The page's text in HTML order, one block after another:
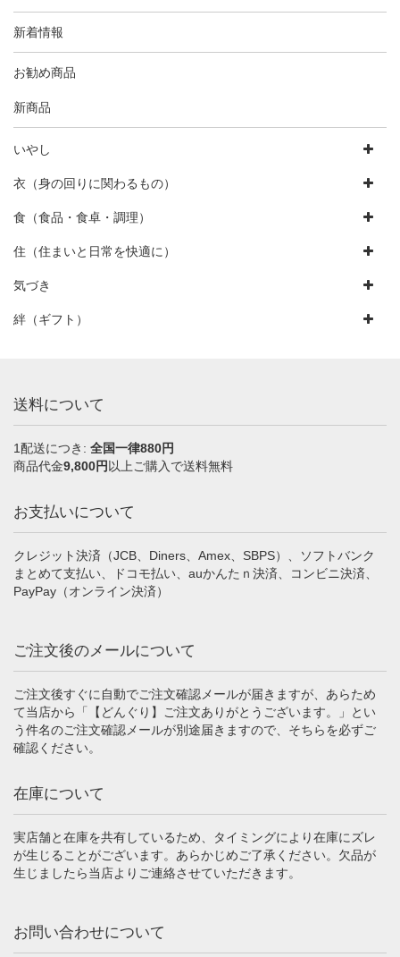
新着情報
お勧め商品
新商品
いやし
衣（身の回りに関わるもの）
食（食品・食卓・調理）
住（住まいと日常を快適に）
気づき
絆（ギフト）
送料について
1配送につき: 全国一律880円
商品代金9,800円 以上ご購入で送料無料
お支払いについて
クレジット決済（JCB、Diners、Amex、SBPS）、ソフトバンク
まとめて支払い、ドコモ払い、auかんたｎ決済、コンビニ決済、
PayPay（オンライン決済）
ご注文後のメールについて
ご注文後すぐに自動でご注文確認メールが届きますが、あらため
て当店から「【どんぐり】ご注文ありがとうございます。」とい
う件名のご注文確認メールが別途届きますので、そちらを必ずご
確認ください。
在庫について
実店舗と在庫を共有しているため、タイミングにより在庫にズレ
が生じることがございます。あらかじめご了承ください。欠品が
生じましたら当店よりご連絡させていただきます。
お問い合わせについて